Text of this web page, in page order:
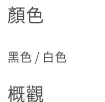
顏色
黑色 / 白色
概觀